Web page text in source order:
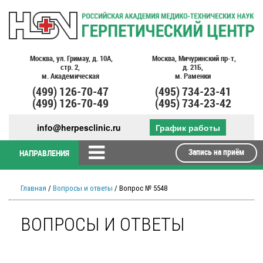
Москва, ул. Гримау, д. 10А,
стр. 2,
м. Академическая
(499)126-70-47
(499)126-70-49
Москва, Мичуринский пр-т,
д. 21Б,
м. Раменки
(495)734-23-41
(495)734-23-42
info@herpesclinic.ru График работы
НАПРАВЛЕНИЯ Запись на приём
Главная / Вопросы и ответы / Вопрос № 5548
ВОПРОСЫ И ОТВЕТЫ